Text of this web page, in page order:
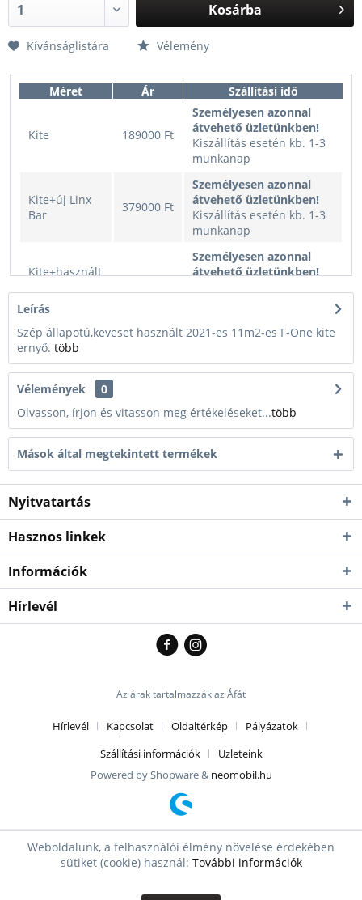
Kosárba
Kívánságlistára Vélemény
Méret Ár Szállítási idő
Kite 189000 Ft
Személyesen azonnal
átvehető üzletünkben!
Kiszállítás esetén kb. 1-3
munkanap
Kite+új Linx
Bar
379000 Ft
Személyesen azonnal
átvehető üzletünkben!
Kiszállítás esetén kb. 1-3
munkanap
Kite+használt
329000 Ft
Személyesen azonnal
átvehető üzletünkben!
Leírás
Szép állapotú,keveset használt 2021-es 11m2-es F-One kite
ernyő. több
Vélemények
0
Olvasson, írjon és vitasson meg értékeléseket...több
Mások által megtekintett termékek
Nyitvatartás
Hasznos linkek
Információk
Hírlevél
Az árak tartalmazzák az Áfát
Hírlevél Kapcsolat Oldaltérkép
Pályázatok
Szállítási információk
Üzleteink
Powered by Shopware & neomobil.hu
Weboldalunk, a felhasználói élmény növelése érdekében
sütiket (cookie) használ: További információk